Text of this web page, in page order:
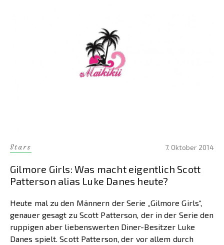
Stars 7. Oktober 2014
Gilmore Girls: Was macht eigentlich Scott
Patterson alias Luke Danes heute?
Heute mal zu den Männern der Serie „Gilmore Girls“,
genauer gesagt zu Scott Patterson, der in der Serie den
ruppigen aber liebenswerten Diner-Besitzer Luke
Danes spielt. Scott Patterson, der vor allem durch